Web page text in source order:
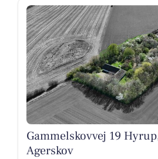
Gammelskovvej 19
Agerskov